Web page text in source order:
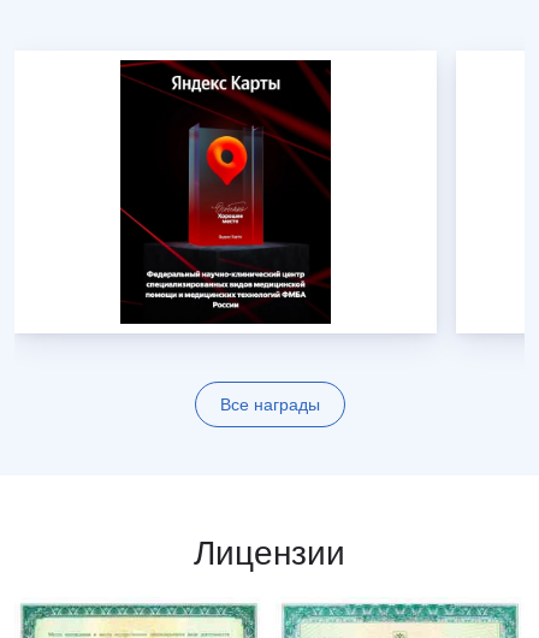
Все награды
Лицензии